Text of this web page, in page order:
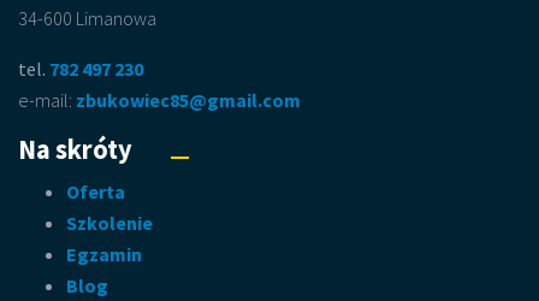
34-600 Limanowa
tel. 782 497 230
e-mail: zbukowiec85@gmail.com
Na skróty
Oferta
Szkolenie
Egzamin
Blog